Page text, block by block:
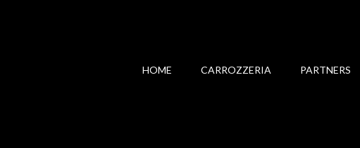
HOME CARROZZERIA PARTNERS